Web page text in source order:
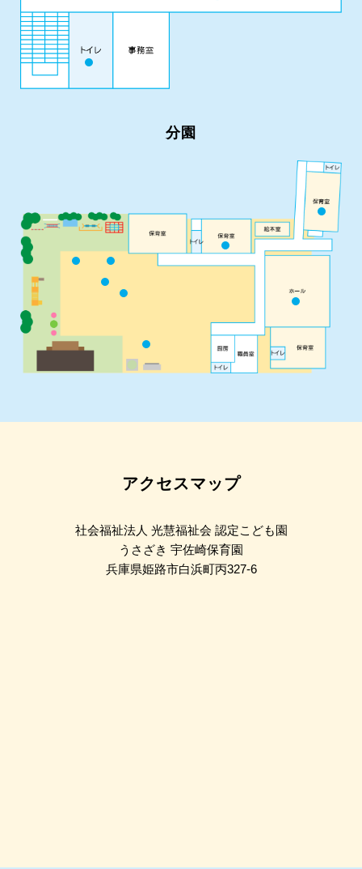
分園
アクセスマップ
社会福祉法人 光慧福祉会 認定こども園
うさざき 宇佐崎保育園
兵庫県姫路市白浜町丙327-6